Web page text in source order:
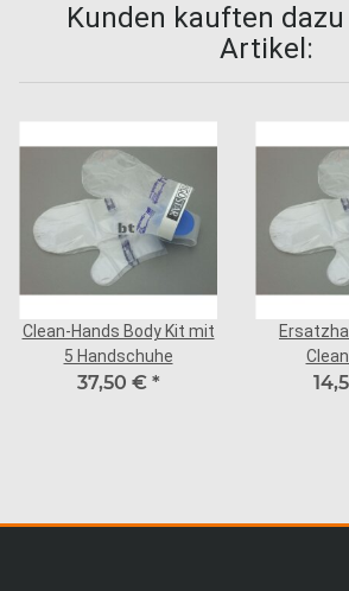
Kunden kauften
Artikel:
Clean-Hands Body Kit mit
5 Handschuhe
37,50 € *